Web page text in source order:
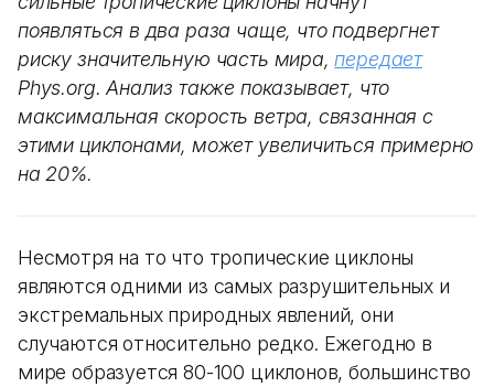
появляться в два раза чаще, что подвергнет
риску значительную часть мира,передает
Phys.org. Анализ также показывает, что
максимальная скорость ветра, связанная с
этими циклонами, может увеличиться примерно
на 20%.
Несмотря на то что тропические циклоны
являются одними из самых разрушительных и
экстремальных природных явлений, они
случаются относительно редко. Ежегодно в
мире образуется 80-100 циклонов, большинство